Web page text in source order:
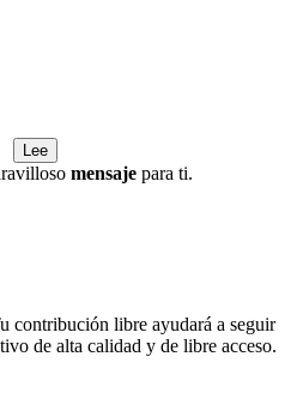
Lee
mensajepara ti.
contribución libre ayudará a seguir
de alta calidad y de libre acceso.